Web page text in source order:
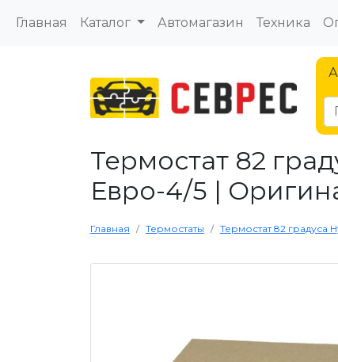
Главная Каталог Автомагазин Техника
Термостат 82
Евро-4/5 |
Главная Термостаты Термостат 82 градуса